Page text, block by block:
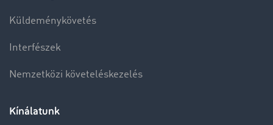
Küldeménykövetés
Interfészek
Nemzetközi követeléskezelés
Kínálatunk